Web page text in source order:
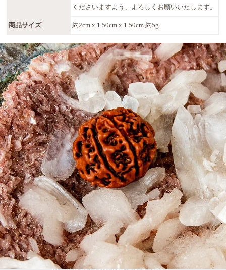
くださいますよう、よろしくお願いいたします。
商品サイズ 約2cm x 1.50cm x 1.50cm 約5g